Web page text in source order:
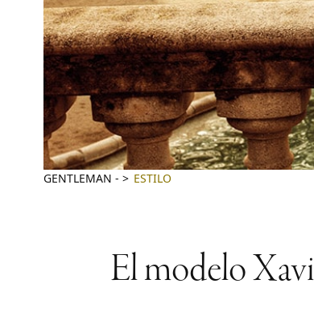
GENTLEMAN - ESTILO
El modelo